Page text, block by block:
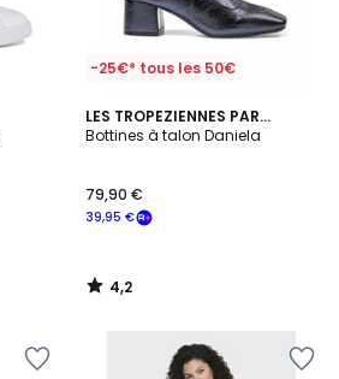
-25€* tous les 50€
LES TROPEZIENNES PAR
M.BELARBI
Bottines à talon Daniela
39,95 €
79,90 €
4,2
/ 5
4,2
/